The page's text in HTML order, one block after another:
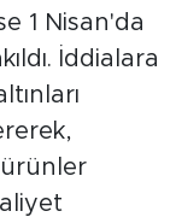
1 Nisan'da
İddialara
ürünler